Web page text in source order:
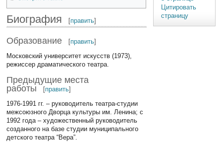
Биография [править]
Образование [править]
Московский университет искусств (1973),
режиссер драматического театра.
Предыдущие места
работы
[править]
1976-1991 гг. – руководитель театра-студии
межсоюзного Дворца культуры им. Ленина; с
1992 года – художественный руководитель
созданного на базе студии муниципального
детского театра “Вера”.
Цитировать
страницу